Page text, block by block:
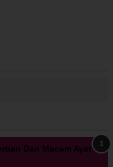
Dan Macam Ayat